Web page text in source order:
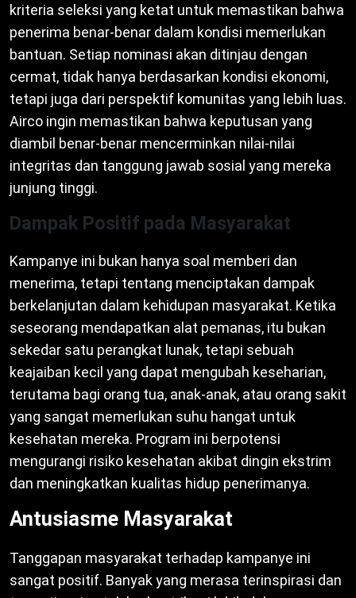
kriteria seleksi yang ketat untuk memastikan bahwa
penerima benar-benar dalam kondisi memerlukan
bantuan. Setiap nominasi akan ditinjau dengan
cermat, tidak hanya berdasarkan kondisi ekonomi,
tetapi juga dari perspektif komunitas yang lebih luas.
Airco ingin memastikan bahwa keputusan yang
diambil benar-benar mencerminkan nilai-nilai
integritas dan tanggung jawab sosial yang mereka
junjung tinggi.
Dampak Positif pada Masyarakat
Kampanye ini bukan hanya soal memberi dan
menerima, tetapi tentang menciptakan dampak
berkelanjutan dalam kehidupan masyarakat. Ketika
seseorang mendapatkan alat pemanas, itu bukan
sekedar satu perangkat lunak, tetapi sebuah
keajaiban kecil yang dapat mengubah keseharian,
terutama bagi orang tua, anak-anak, atau orang sakit
yang sangat memerlukan suhu hangat untuk
kesehatan mereka. Program ini berpotensi
mengurangi risiko kesehatan akibat dingin ekstrim
dan meningkatkan kualitas hidup penerimanya.
Antusiasme Masyarakat
Tanggapan masyarakat terhadap kampanye ini
sangat positif. Banyak yang merasa terinspirasi dan